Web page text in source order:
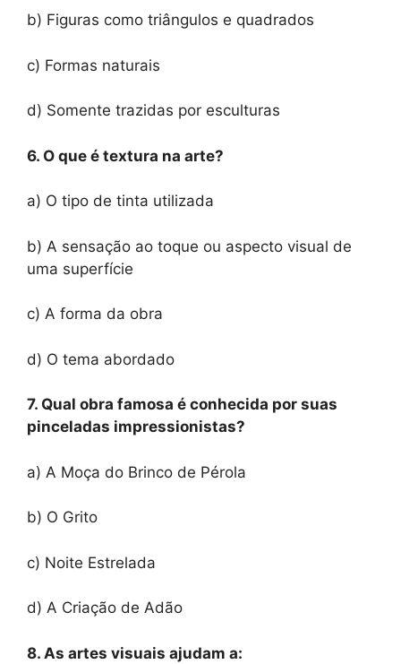
b) Figuras como triângulos e quadrados
c) Formas naturais
d) Somente trazidas por esculturas
6. O que é textura na arte?
a) O tipo de tinta utilizada
b) A sensação ao toque ou aspecto visual de
uma superfície
c) A forma da obra
d) O tema abordado
7. Qual obra famosa é conhecida por suas
pinceladas impressionistas?
a) A Moça do Brinco de Pérola
b) O Grito
c) Noite Estrelada
d) A Criação de Adão
8. As artes visuais ajudam a: